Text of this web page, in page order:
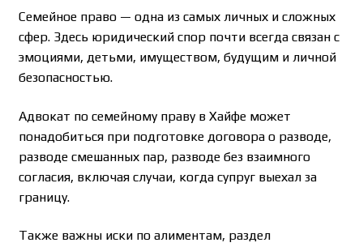
Семейное право — одна из самых личных и сложных
сфер. Здесь юридический спор почти всегда связан с
эмоциями, детьми, имуществом, будущим и личной
безопасностью.
Адвокат по семейному праву в Хайфе может
понадобиться при подготовке договора о разводе,
разводе смешанных пар, разводе без взаимного
согласия, включая случаи, когда супруг выехал за
границу.
Также важны иски по алиментам, раздел